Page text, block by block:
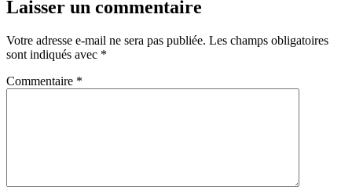
Laisser un commentaire
Votre adresse e-mail ne sera pas publiée. Les champs obligatoires
sont indiqués avec *
Commentaire *